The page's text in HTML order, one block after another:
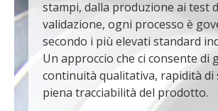
stampi, dalla produzione ai test
validazione, ogni processo è
secondo i più elevati standard
Un approccio che ci consente di
continuità qualitativa, rapidità di
piena tracciabilità del prodotto.